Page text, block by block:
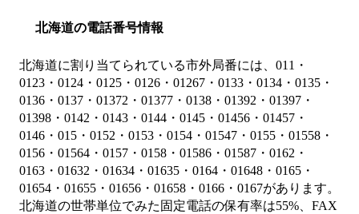
北海道の電話番号情報
北海道に割り当てられている市外局番には、011・
0123・0124・0125・0126・01267・0133・0134・0135・
0136・0137・01372・01377・0138・01392・01397・
01398・0142・0143・0144・0145・01456・01457・
0146・015・0152・0153・0154・01547・0155・01558・
0156・01564・0157・0158・01586・01587・0162・
0163・01632・01634・01635・0164・01648・0165・
01654・01655・01656・01658・0166・0167があります。
北海道の世帯単位でみた固定電話の保有率は55%、FAX